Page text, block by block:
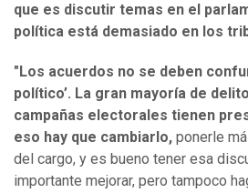
que es discutir temas en el
política está demasiado en los
"Los acuerdos no se deben
político’. La gran mayoría de
campañas electorales tienen
eso hay que cambiarlo, ponerle
del cargo, y es bueno tener esa
importante mejorar, pero tampoco